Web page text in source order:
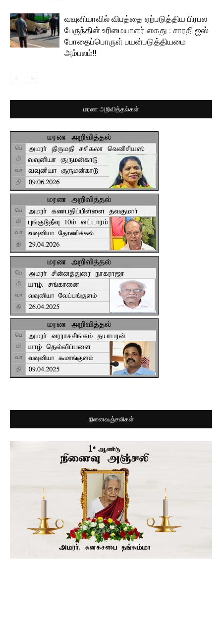
வவுனியாவில் விபத்தை ஏற்படுத்திய பிரபல
பேருந்தின் உரிமையாளர் கைது : சாரதி ஐஸ்
போதைப்பொருள் பயன்படுத்தியமை
அம்பலம்!!
மரண அறிவித்தல்கள்
நினைவஞ்சலிகள்